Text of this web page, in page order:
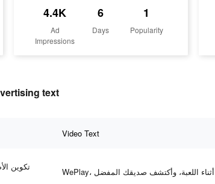
4.4K
Ad
Impressions
6
Days
1
Popularity
text
Video Text